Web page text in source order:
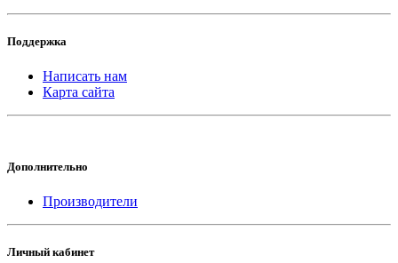
Поддержка
Написать нам
Карта сайта
Дополнительно
Производители
Личный кабинет